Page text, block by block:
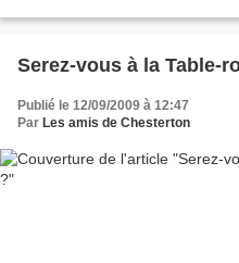
Serez-vous à la Table-
Publié le 12/09/2009 à 12:47
Par Les amis de Chesterton